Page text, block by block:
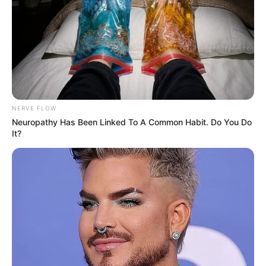
NERVE FLOW
Neuropathy Has Been Linked To A Common Habit. Do You Do
It?